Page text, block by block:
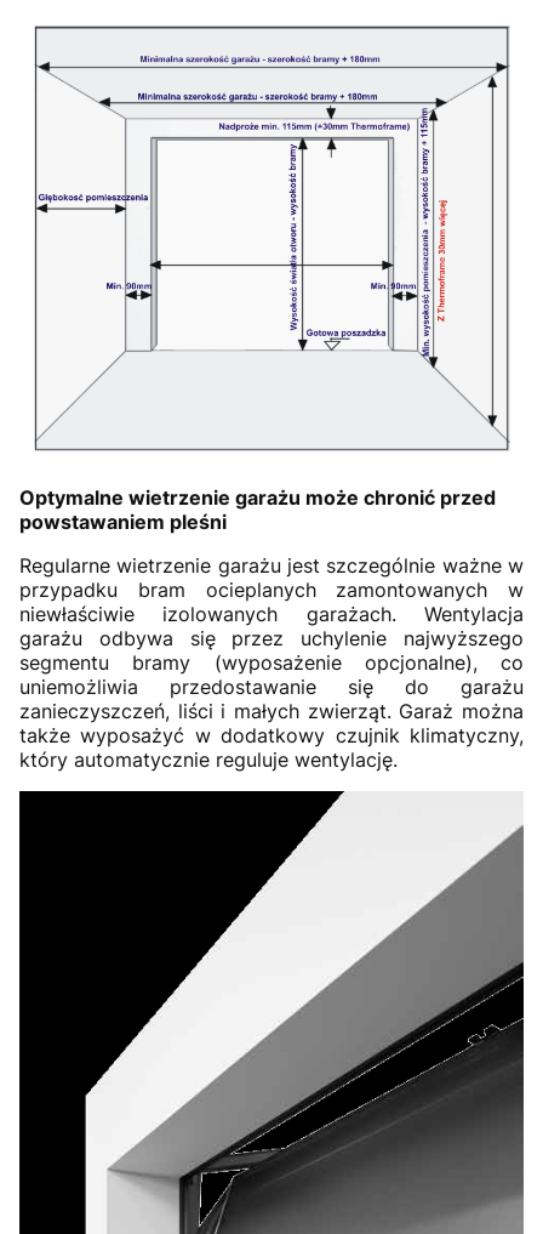
Optymalne wietrzenie garażu może chronić przed
powstawaniem pleśni
Regularne wietrzenie garażu jest szczególnie ważne w
przypadku bram ocieplanych zamontowanych w
niewłaściwie izolowanych garażach. Wentylacja
garażu odbywa się przez uchylenie najwyższego
segmentu bramy (wyposażenie opcjonalne), co
uniemożliwia przedostawanie się do garażu
zanieczyszczeń, liści i małych zwierząt. Garaż można
także wyposażyć w dodatkowy czujnik klimatyczny,
który automatycznie reguluje wentylację.